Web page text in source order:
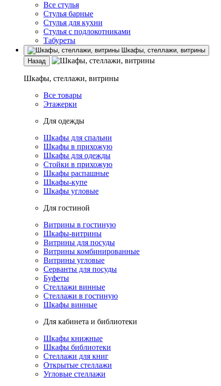
Все стулья
Стулья барные
Стулья для кухни
Стулья с подлокотниками
Табуреты
Шкафы, стеллажи, витрины
Назад
Шкафы, стеллажи, витрины
Все товары
Этажерки
Для одежды
Шкафы для спальни
Шкафы в прихожую
Шкафы для одежды
Стойки в прихожую
Шкафы распашные
Шкафы-купе
Шкафы угловые
Для гостиной
Витрины в гостиную
Шкафы-витрины
Витрины для посуды
Витрины комбинированные
Витрины угловые
Серванты для посуды
Буфеты
Стеллажи винные
Стеллажи в гостиную
Шкафы винные
Для кабинета и библиотеки
Шкафы книжные
Шкафы библиотеки
Стеллажи для книг
Открытые стеллажи
Угловые стеллажи